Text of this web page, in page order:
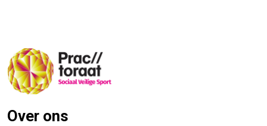
Over ons